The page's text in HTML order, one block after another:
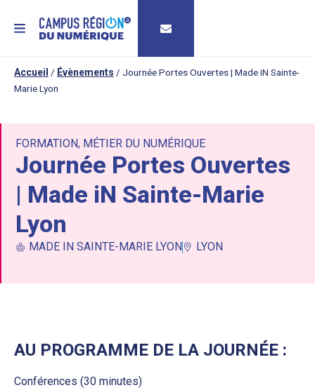
MENU
Accueil / Évènements / Journée Portes Ouvertes | Made iN Sainte-
Marie Lyon
FORMATION, MÉTIER DU NUMÉRIQUE
Journée Portes Ouvertes
| Made iN Sainte-Marie
Lyon
MADE IN SAINTE-MARIE LYON LYON
AU PROGRAMME DE LA JOURNÉE :
Conférences (30 minutes)